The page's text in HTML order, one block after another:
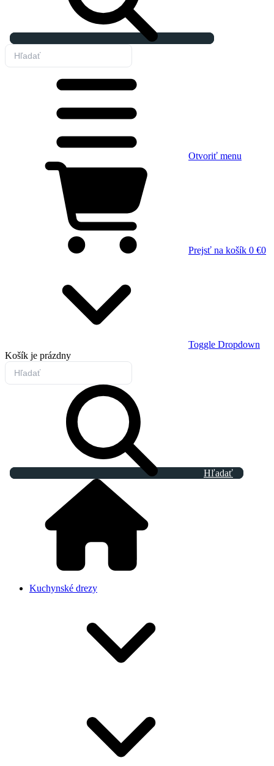
Otvoriť menu
Prejsť na košík 0 €0
Toggle Dropdown
Košík je prázdny
Hľadať
Kuchynské drezy